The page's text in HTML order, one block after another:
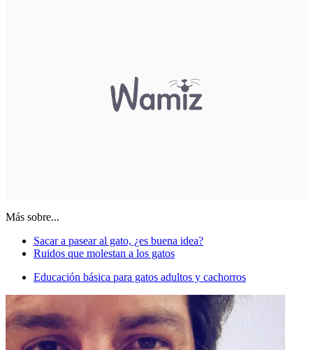
Más sobre...
Sacar a pasear al gato, ¿es buena idea?
Ruidos que molestan a los gatos
Educación básica para gatos adultos y cachorros